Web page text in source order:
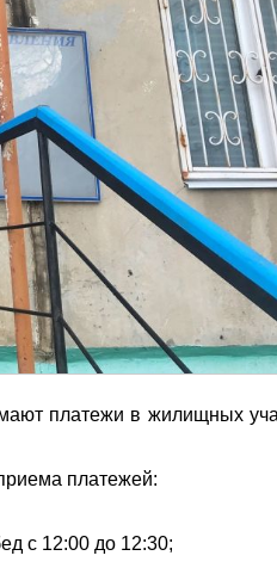
платежи в жилищных
платежей:
с 12:00 до 12:30;